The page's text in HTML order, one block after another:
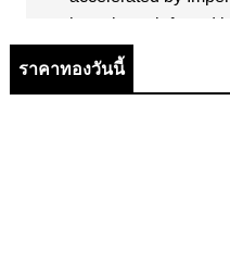
ราคาทองวันนี้